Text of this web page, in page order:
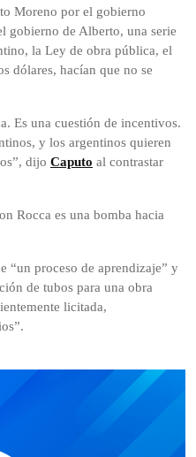
Moreno por el gobierno
gobierno de Alberto, una serie
la Ley de obra pública, el
dólares, hacían que no se
Es una cuestión de incentivos.
y los argentinos quieren
dijo Caputo al contrastar
Rocca es una bomba hacia
“un proceso de aprendizaje” y
de tubos para una obra
licitada,